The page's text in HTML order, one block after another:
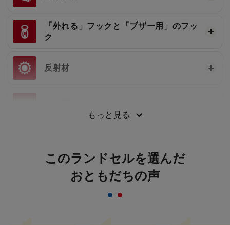
「外れる」フックと「ブザー用」のフッ
ク
反射材
もっと見る
このランドセルを選んだ
おともだちの声